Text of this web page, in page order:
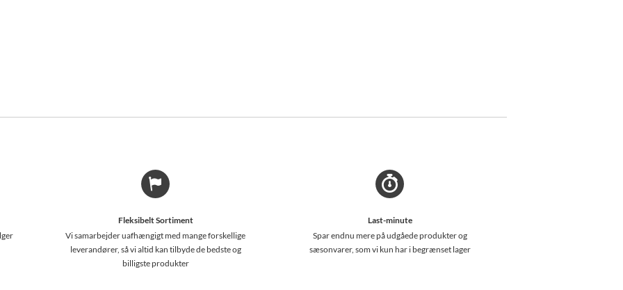
Fleksibelt Sortiment
Vi samarbejder uafhængigt med mange forskellige
leverandører, så vi altid kan tilbyde de bedste og
billigste produkter
Last-minute
Spar endnu mere på udgåede produkter og
sæsonvarer, som vi kun har i begrænset lager